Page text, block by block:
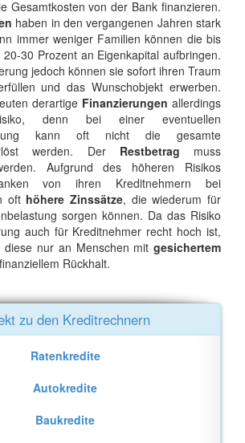
Gesamtkosten von der Bank finanzieren.
haben in den vergangenen Jahren stark
immer weniger Familien können die bis
30 Prozent an Eigenkapital aufbringen.
jedoch können sie sofort ihren Traum
und das Wunschobjekt erwerben.
derartige Finanzierungen allerdings
denn bei einer eventuellen
kann oft nicht die gesamte
werden. Der Restbetrag muss
Aufgrund des höheren Risikos
von ihren Kreditnehmern bei
oft höhere Zinssätze, die wiederum für
sorgen können. Da das Risiko
auch für Kreditnehmer recht hoch ist,
diese nur an Menschen mit gesichertem
Rückhalt.
zu den Kreditrechnern
Ratenkredite
Autokredite
Baukredite